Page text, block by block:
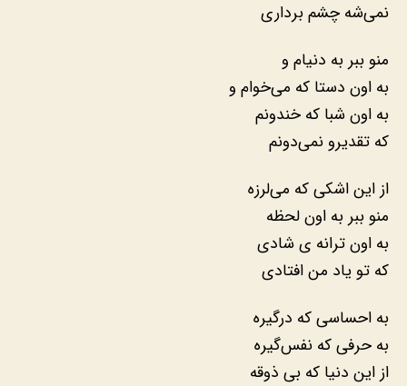
نمی‌شه چشم برداری
منو ببر به دنیام و
به اون دستا که می‌خوام و
به اون شبا که خندونم
که تقدیرو نمی‌دونم
از این اشکی که می‌لرزه
منو ببر به اون لحظه
به اون ترانه ی شادی
که تو یاد من افتادی
به احساسی که درگیره
به حرفی که نفس‌گیره
از این دنیا که بی ذوقه